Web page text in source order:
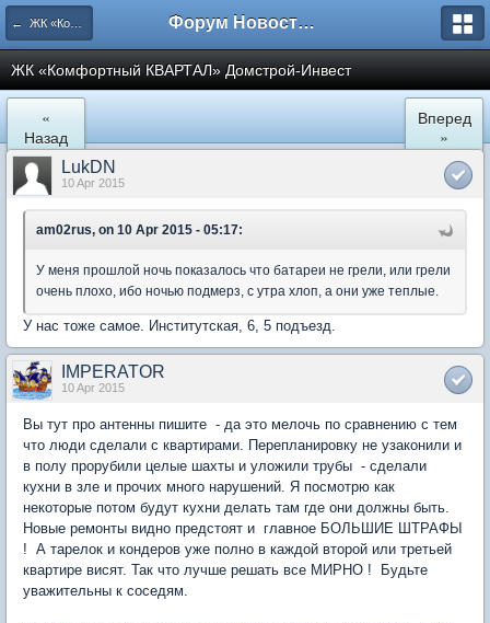
← ЖК «Комфортный КВАРТАЛ» Форум Новостройки
ЖК «Комфортный КВАРТАЛ» Домстрой-Инвест
«
Назад
Вперед
»
LukDN
10 Apr 2015
am02rus, on 10 Apr 2015 - 05:17:
У меня прошлой ночь показалось что батареи не грели, или грели
очень плохо, ибо ночью подмерз, с утра хлоп, а они уже теплые.
У нас тоже самое. Институтская, 6, 5 подъезд.
IMPERATOR
10 Apr 2015
Вы тут про антенны пишите - да это мелочь по сравнению с тем
что люди сделали с квартирами. Перепланировку не узаконили и
в полу прорубили целые шахты и уложили трубы - сделали
кухни в зле и прочих много нарушений. Я посмотрю как
некоторые потом будут кухни делать там где они должны быть.
Новые ремонты видно предстоят и главное БОЛЬШИЕ ШТРАФЫ
! А тарелок и кондеров уже полно в каждой второй или третьей
квартире висят. Так что лучше решать все МИРНО ! Будьте
уважительны к соседям.